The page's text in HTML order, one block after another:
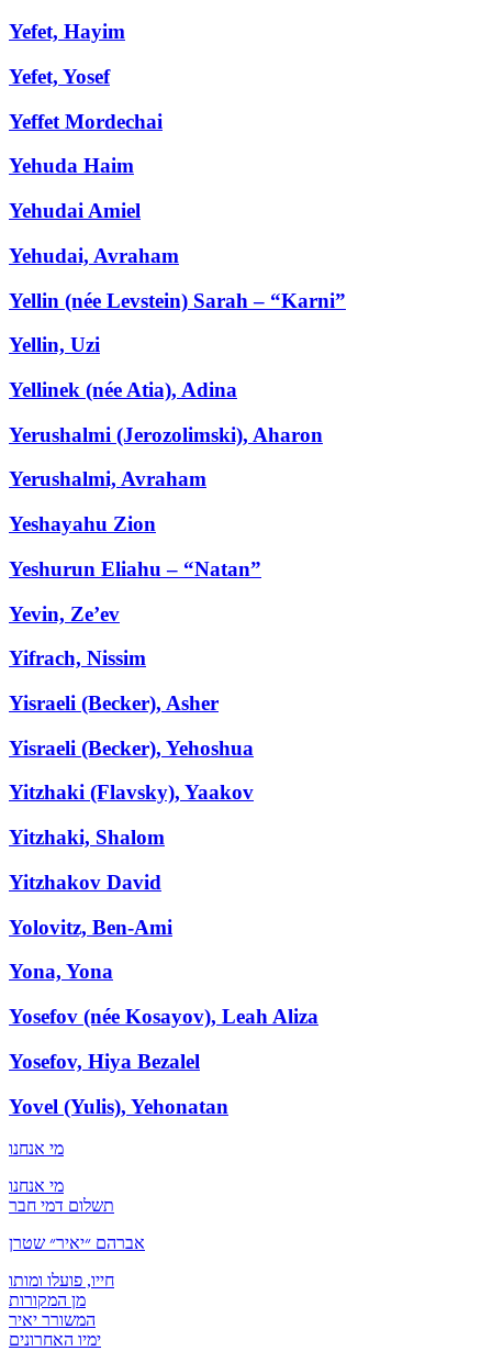
Yefet, Hayim
Yefet, Yosef
Yeffet Mordechai
Yehuda Haim
Yehudai Amiel
Yehudai, Avraham
Yellin (née Levstein) Sarah – “Karni”
Yellin, Uzi
Yellinek (née Atia), Adina
Yerushalmi (Jerozolimski), Aharon
Yerushalmi, Avraham
Yeshayahu Zion
Yeshurun Eliahu – “Natan”
Yevin, Ze’ev
Yifrach, Nissim
Yisraeli (Becker), Asher
Yisraeli (Becker), Yehoshua
Yitzhaki (Flavsky), Yaakov
Yitzhaki, Shalom
Yitzhakov David
Yolovitz, Ben-Ami
Yona, Yona
Yosefov (née Kosayov), Leah Aliza
Yosefov, Hiya Bezalel
Yovel (Yulis), Yehonatan
מי אנחנו
מי אנחנו
תשלום דמי חבר
אברהם ״יאיר״ שטרן
חייו, פועלו ומותו
מן המקורות
המשורר יאיר
ימיו האחרונים